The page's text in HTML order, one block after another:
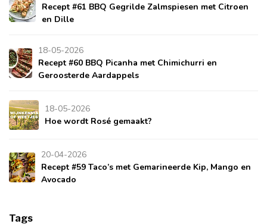
Recept #61 BBQ Gegrilde Zalmspiesen met Citroen
en Dille
18-05-2026
Recept #60 BBQ Picanha met Chimichurri en
Geroosterde Aardappels
18-05-2026
Hoe wordt Rosé gemaakt?
20-04-2026
Recept #59 Taco’s met Gemarineerde Kip, Mango en
Avocado
Tags